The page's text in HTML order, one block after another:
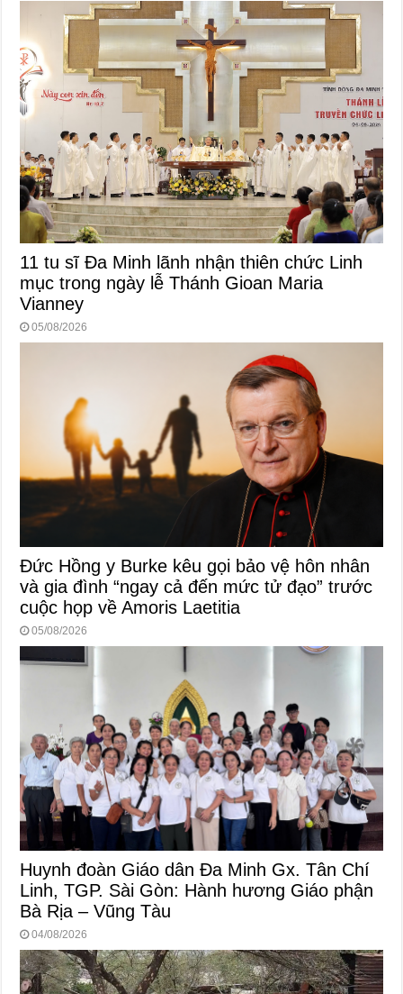
11 tu sĩ Đa Minh lãnh nhận thiên chức Linh
mục trong ngày lễ Thánh Gioan Maria
Vianney
05/08/2026
Đức Hồng y Burke kêu gọi bảo vệ hôn nhân
và gia đình “ngay cả đến mức tử đạo” trước
cuộc họp về Amoris Laetitia
05/08/2026
Huynh đoàn Giáo dân Đa Minh Gx. Tân Chí
Linh, TGP. Sài Gòn: Hành hương Giáo phận
Bà Rịa – Vũng Tàu
04/08/2026